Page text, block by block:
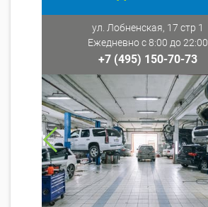
ул. Лобненская, 17 стр 1
Ежедневно с 8:00 до 22:00
+7 (495) 150-70-73